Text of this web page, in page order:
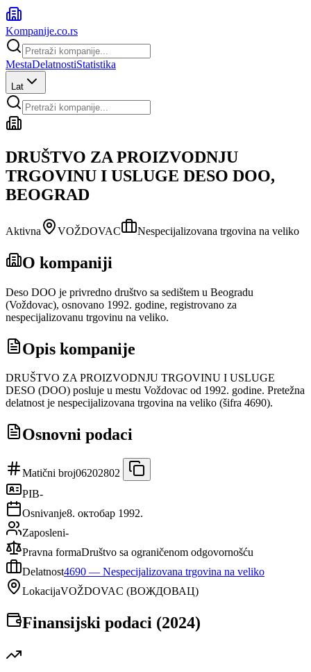
Kompanije.co.rs
MestaDelatnostiStatistika
Lat
DRUŠTVO ZA PROIZVODNJU
TRGOVINU I USLUGE DESO DOO,
BEOGRAD
Aktivna VOŽDOVAC Nespecijalizovana trgovina na veliko
O kompaniji
Deso DOO je privredno društvo sa sedištem u Beogradu
(Voždovac), osnovano 1992. godine, registrovano za
nespecijalizovanu trgovinu na veliko.
Opis kompanije
DRUŠTVO ZA PROIZVODNJU TRGOVINU I USLUGE
DESO (DOO) posluje u mestu Voždovac od 1992. godine. Pretežna
delatnost je nespecijalizovana trgovina na veliko (šifra 4690).
Osnovni podaci
Matični broj06202802
PIB-
Osnivanje8. октобар 1992.
Zaposleni-
Pravna formaDruštvo sa ograničenom odgovornošću
Delatnost4690 — Nespecijalizovana trgovina na veliko
LokacijaVOŽDOVAC (ВОЖДОВАЦ)
Finansijski podaci (2024)